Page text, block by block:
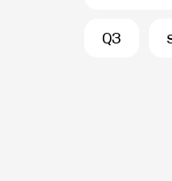
Q3